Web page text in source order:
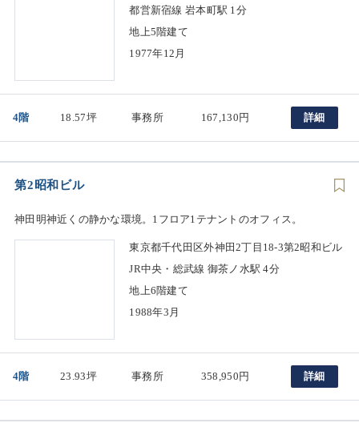
都営新宿線 岩本町駅 1分
地上5階建て
1977年12月
4階 18.57坪 事務所 167,130円 詳細
第2昭和ビル
神⽥明神近くの静かな環境。1フロア1テナントのオフィス。
東京都千代田区外神田2丁目18-3第2昭和ビル
JR中央・総武線 御茶ノ水駅 4分
地上6階建て
1988年3月
4階 23.93坪 事務所 358,950円 詳細